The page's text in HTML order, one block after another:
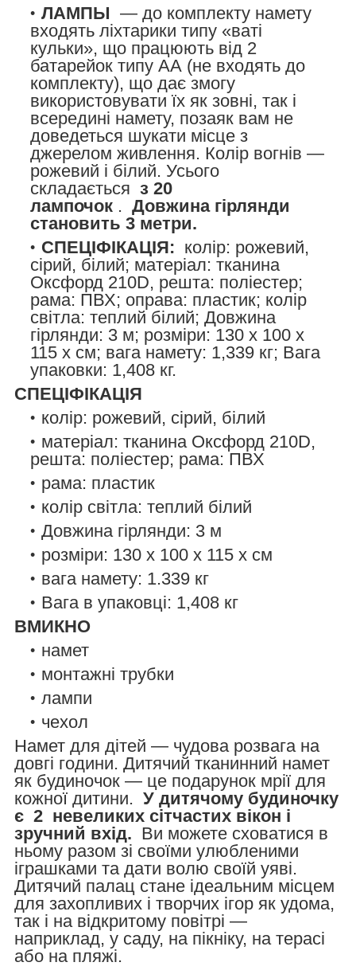
ЛАМПЫ — до комплекту намету
входять ліхтарики типу «ваті
кульки», що працюють від 2
батарейок типу АА (не входять до
комплекту), що дає змогу
використовувати їх як зовні, так і
всередині намету, позаяк вам не
доведеться шукати місце з
джерелом живлення. Колір вогнів —
рожевий і білий. Усього
складається з 20
лампочок . Довжина гірлянди
становить 3 метри.
СПЕЦІФІКАЦІЯ: колір: рожевий,
сірий, білий; матеріал: тканина
Оксфорд 210D, решта: поліестер;
рама: ПВХ; оправа: пластик; колір
світла: теплий білий; Довжина
гірлянди: 3 м; розміри: 130 x 100 x
115 x см; вага намету: 1,339 кг; Вага
упаковки: 1,408 кг.
СПЕЦІФІКАЦІЯ
колір: рожевий, сірий, білий
матеріал: тканина Оксфорд 210D,
решта: поліестер; рама: ПВХ
рама: пластик
колір світла: теплий білий
Довжина гірлянди: 3 м
розміри: 130 x 100 x 115 x см
вага намету: 1.339 кг
Вага в упаковці: 1,408 кг
ВМИКНО
намет
монтажні трубки
лампи
чехол
Намет для дітей — чудова розвага на
довгі години. Дитячий тканинний намет
як будиночок — це подарунок мрії для
кожної дитини. У дитячому будиночку
є 2 невеликих сітчастих вікон і
зручний вхід. Ви можете сховатися в
ньому разом зі своїми улюбленими
іграшками та дати волю своїй уяві.
Дитячий палац стане ідеальним місцем
для захопливих і творчих ігор як удома,
так і на відкритому повітрі —
наприклад, у саду, на пікніку, на терасі
або на пляжі.